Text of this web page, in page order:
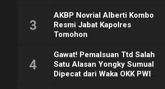
3
AKBP Novrial Alberti Kombo
Resmi Jabat Kapolres
Tomohon
4
Gawat! Pemalsuan Ttd Salah
Satu Alasan Yongky Sumual
Dipecat dari Waka OKK PWI